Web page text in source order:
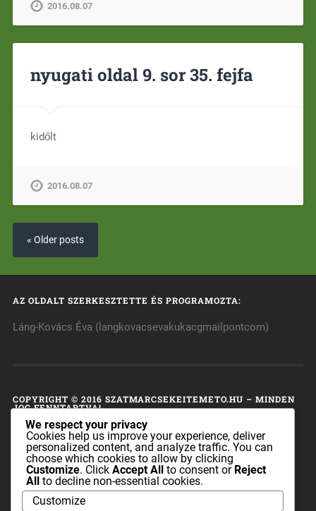
2016.08.07
nyugati oldal 9. sor 35. fejfa
kidőlt
2016.08.07
« Older posts
AZ OLDALT SZERKESZTETTE ÉS PROGRAMOZTA:
Láng-Kovács Éva (langkovacsevakukacgmailpontcom)
COPYRIGHT © 2016 SZATMARCSEKEITEMETO.HU – MINDEN
JOG FENNTARTVA!
A honlap tulajdonosa fenntart minden, a honlap bármely
részének bármilyen módszerrel, technikával történő
másolásával és terjesztésével kapcsolatos jogot.
A honlapon található információk sem az egész, sem pedig
részei nem publikálhatók és nem terjeszthetők a
We respect your privacy
Cookies help us improve your experience, deliver
personalized content, and analyze traffic. You can
choose which cookies to allow by clicking
Customize. Click Accept All to consent or Reject
All to decline non-essential cookies.
Customize